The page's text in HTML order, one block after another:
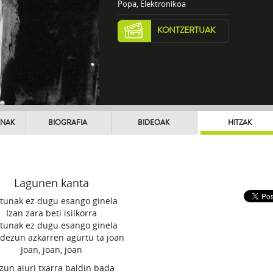
Popa, Elektronikoa
KONTZERTUAK
BIOGRAFIA BIDEOAK HITZAK
Lagunen kanta
ez dugu esango ginela
Izan zara beti isilkorra
ez dugu esango ginela
azkarren agurtu ta joan
Joan, joan, joan
aiuri txarra baldin bada